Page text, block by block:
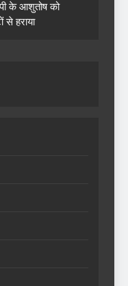
के आशुतोष को
से हराया